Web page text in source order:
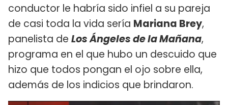
conductor le habría sido infiel a su pareja
de casi toda la vida sería Mariana Brey,
panelista de Los Ángeles de la Mañana,
programa en el que hubo un descuido que
hizo que todos pongan el ojo sobre ella,
además de los indicios que brindaron.